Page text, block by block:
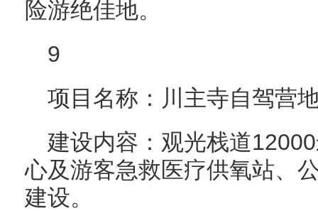
险游绝佳地。
9
项目名称：川主寺自驾营
建设内容：观光栈道
心及游客急救医疗供氧站、
建设。